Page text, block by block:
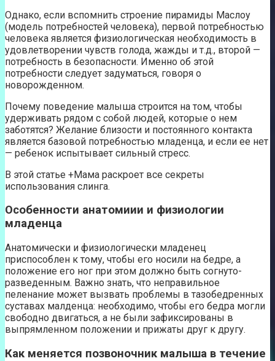
Однако, если вспомнить строение пирамиды Маслоу
(модель потребностей человека), первой потребностью
человека является физиологическая необходимость в
удовлетворении чувств голода, жажды и т.д., второй —
потребность в безопасности. Именно об этой
потребности следует задуматься, говоря о
новорожденном.
Почему поведение малыша строится на том, чтобы
удерживать рядом с собой людей, которые о нем
заботятся? Желание близости и постоянного контакта
является базовой потребностью младенца, и если ее нет
— ребенок испытывает сильный стресс.
В этой статье +Мама раскроет все секреты
использования слинга.
Особенности анатомиии и физиологии
младенца
Анатомически и физиологически младенец
приспособлен к тому, чтобы его носили на бедре, а
положение его ног при этом должно быть согнуто-
разведенным. Важно знать, что неправильное
пеленание может вызвать проблемы в тазобедренных
суставах малденца: необходимо, чтобы его бедра могли
свободно двигаться, а не были зафиксированы в
выпрямленном положении и прижаты друг к другу.
Как меняется позвоночник малыша в течение